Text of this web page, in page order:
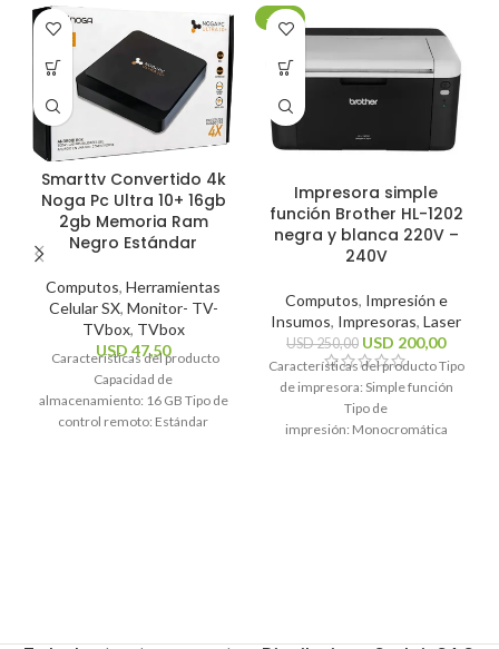
Smarttv Convertido 4k
Noga Pc Ultra 10+ 16gb
2gb Memoria Ram
Negro Estándar
Computos, Herramientas
Celular SX, Monitor- TV-
TVbox, TVbox
USD 47,50
Características del producto
Capacidad de
almacenamiento: 16 GB Tipo de
control remoto: Estándar
-20%
Impresora simple
función Brother HL-1202
negra y blanca 220V –
240V
Computos, Impresión e
Insumos, Impresoras, Laser
USD250,00 USD 200,00
Características del producto Tipo
de impresora: Simple función
Tipo de
impresión: Monocromática